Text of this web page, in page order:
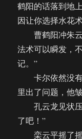
鹤阳的话落到地
因让你选择水花
曹鹤阳冲朱云
法术可以瞬发，
记。”
卡尔依然没有
里出了问题，他
孔云龙见状压
了吧！”
栾云平摇了摇